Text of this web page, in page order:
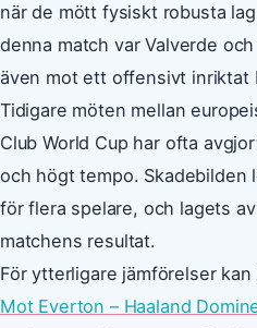
när de mött fysiskt robusta
denna match var Valverde
även mot ett offensivt inriktat
Tidigare möten mellan
Club World Cup har ofta
och högt tempo. Skadebilden
för flera spelare, och lagets
matchens resultat.
För ytterligare jämförelser kan
Mot Everton – Haaland